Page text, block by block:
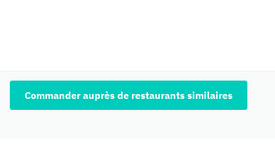
Commander auprès de restaurants similaires